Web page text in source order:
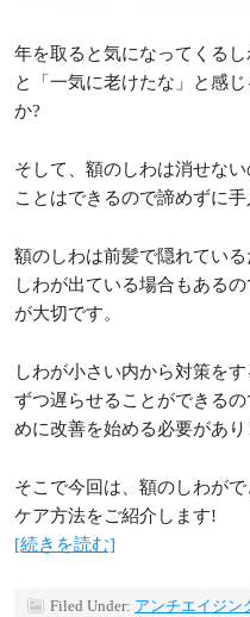
年を取ると気になってくる
と「一気に老けたな」と感
か?
そして、額のしわは消せな
ことはできるので諦めずに
額のしわは前髪で隠れてい
しわが出ている場合もある
が大切です。
しわが小さい内から対策を
ずつ遅らせることができる
めに改善を始める必要があり
そこで今回は、額のしわが
ケア方法をご紹介します!
[続きを読む]
Filed Under: アンチエイジン